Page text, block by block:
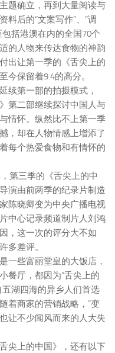
题确立，再到大量阅读与
料后的“文案写作”、“调
包括港澳在内的全国70个
的人物来传达食物的神韵
出让第一季的《舌尖上的
今保留着9.4的高分。
续第一部的拍摄模式，
第二部继续探讨中国人与
情怀。纵然比不上第一季
，却在人物情感上增添了
每个热爱食物和有情怀的
第三季的《舌尖上的中
演由前两季的纪录片制造
陈晓卿变为中央广播电视
中心记录频道制片人刘鸿
，这一次的评分大不如
多差评。
一些富丽堂皇的大饭店，
餐厅，都因为“舌尖上的
五湖四海的异乡人们首选
着商家的营销战略，“变
让不少闻风而来的人大失
尖上的中国》，还有以下